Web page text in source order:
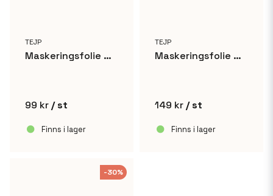
TEJP
Maskeringsfolie med tejpkant - 55cm x 23m
99 kr / st
Finns i lager
TEJP
Maskeringsfolie med tejpkant - 110cm x 23m
149 kr / st
Finns i lager
-30%